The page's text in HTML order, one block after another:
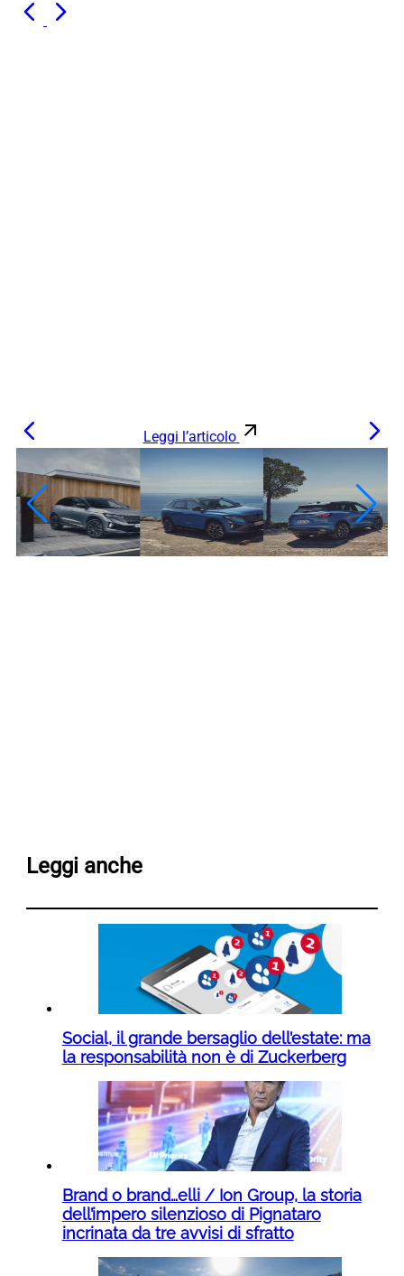
Leggi l’articolo
Leggi anche
Social, il grande bersaglio dell’estate: ma
la responsabilità non è di Zuckerberg
Brand o brand…elli / Ion Group, la storia
dell’impero silenzioso di Pignataro
incrinata da tre avvisi di sfratto